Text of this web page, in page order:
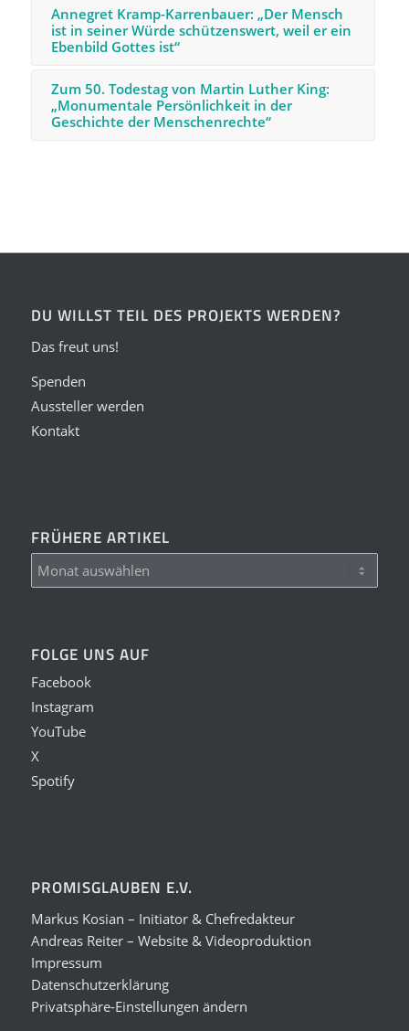
Annegret Kramp-Karrenbauer: „Der Mensch
ist in seiner Würde schützenswert, weil er ein
Ebenbild Gottes ist“
Zum 50. Todestag von Martin Luther King:
„Monumentale Persönlichkeit in der
Geschichte der Menschenrechte“
DU WILLST TEIL DES PROJEKTS WERDEN?
Das freut uns!
Spenden
Aussteller werden
Kontakt
FRÜHERE ARTIKEL
FOLGE UNS AUF
Facebook
Instagram
YouTube
X
Spotify
PROMISGLAUBEN E.V.
Markus Kosian – Initiator & Chefredakteur
Andreas Reiter – Website & Videoproduktion
Impressum
Datenschutzerklärung
Privatsphäre-Einstellungen ändern